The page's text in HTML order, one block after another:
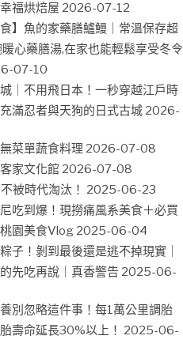
福烘焙屋 2026-07-12
食】魚的家藥膳鱸鰻｜常溫保存超
暖心藥膳湯,在家也能輕鬆享受冬令
07-10
｜不用飛日本！一秒穿越江戶時
滿忍者與天狗的日式古城 2026-
菜單蔬食料理 2026-07-08
家文化館 2026-07-08
被時代淘汰！ 2025-06-23
吃到爆！現撈痛風系美食＋必買
園美食Vlog 2025-06-04
子！剝到最後還是逃不掉現實｜
先吃再說｜真香警告 2025-06-
別忽略這件事！每1萬公里調胎
壽命延長30%以上！ 2025-06-